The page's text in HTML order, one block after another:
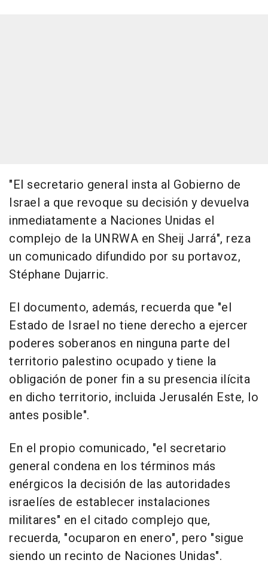
"El secretario general insta al Gobierno de
Israel a que revoque su decisión y devuelva
inmediatamente a Naciones Unidas el
complejo de la UNRWA en Sheij Jarrá", reza
un comunicado difundido por su portavoz,
Stéphane Dujarric.
El documento, además, recuerda que "el
Estado de Israel no tiene derecho a ejercer
poderes soberanos en ninguna parte del
territorio palestino ocupado y tiene la
obligación de poner fin a su presencia ilícita
en dicho territorio, incluida Jerusalén Este, lo
antes posible".
En el propio comunicado, "el secretario
general condena en los términos más
enérgicos la decisión de las autoridades
israelíes de establecer instalaciones
militares" en el citado complejo que,
recuerda, "ocuparon en enero", pero "sigue
siendo un recinto de Naciones Unidas".